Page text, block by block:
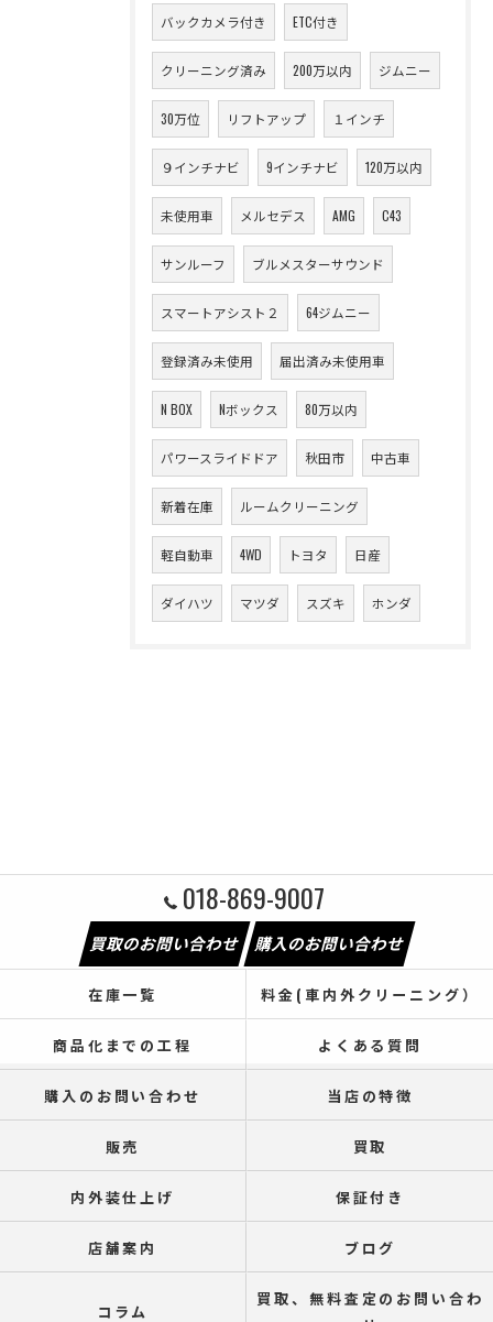
バックカメラ付き ETC付き
クリーニング済み 200万以内 ジムニー
30万位 リフトアップ １インチ
９インチナビ 9インチナビ 120万以内
未使用車 メルセデス AMG C43
サンルーフ ブルメスターサウンド
スマートアシスト２ 64ジムニー
登録済み未使用 届出済み未使用車
N BOX Nボックス 80万以内
パワースライドドア 秋田市 中古車
新着在庫 ルームクリーニング
軽自動車 4WD トヨタ 日産
ダイハツ マツダ スズキ ホンダ
018-869-9007
買取のお問い合わせ 購入のお問い合わせ
在庫一覧 料金(車内外クリーニング）
商品化までの工程 よくある質問
購入のお問い合わせ 当店の特徴
販売 買取
内外装仕上げ 保証付き
店舗案内 ブログ
コラム
買取、無料査定のお問い合わ